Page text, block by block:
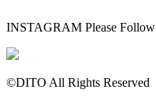
INSTAGRAM Please Follow
©DITO All Rights Reserved